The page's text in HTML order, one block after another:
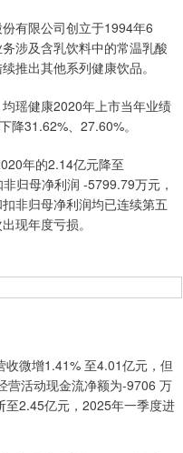
有限公司创立于1994年6
涉及含乳饮料中的常温乳酸
推出其他系列健康饮品。
瑶健康2020年上市当年业绩
降31.62%、27.60%。
年的2.14亿元降至
归母净利润 -5799.79万元，
非归母净利润均已连续第五
现年度亏损。
微增1.41% 至4.01亿元，但
营活动现金流净额为-9706 万
至2.45亿元，2025年一季度进